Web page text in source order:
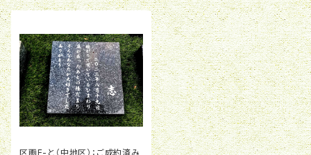
区画E-と（中地区）：ご成約済み